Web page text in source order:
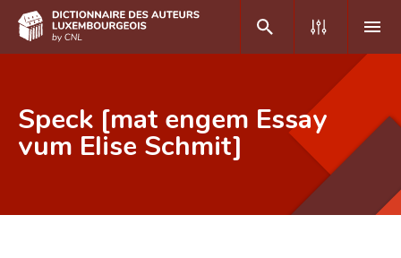
DE FR
Speck [mat engem Essay
vum Elise Schmit]